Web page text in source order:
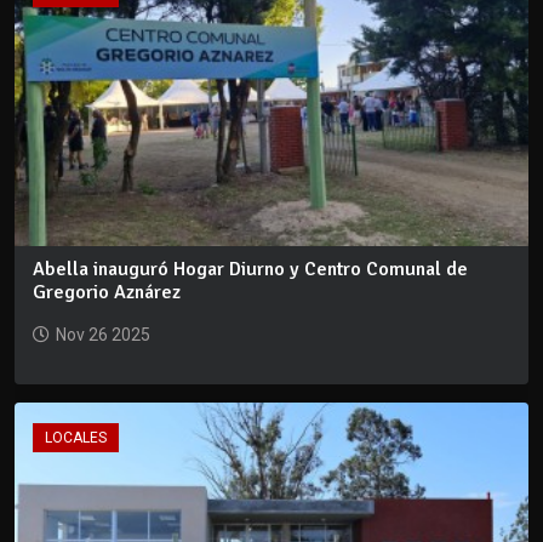
Abella inauguró Hogar Diurno y Centro Comunal de
Gregorio Aznárez
Nov 26 2025
LOCALES